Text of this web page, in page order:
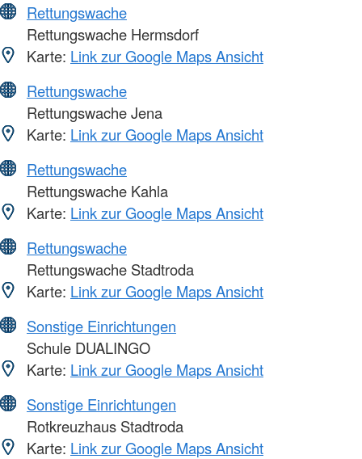
Rettungswache
Rettungswache Hermsdorf
Karte: Link zur Google Maps Ansicht
Rettungswache
Rettungswache Jena
Karte: Link zur Google Maps Ansicht
Rettungswache
Rettungswache Kahla
Karte: Link zur Google Maps Ansicht
Rettungswache
Rettungswache Stadtroda
Karte: Link zur Google Maps Ansicht
Sonstige Einrichtungen
Schule DUALINGO
Karte: Link zur Google Maps Ansicht
Sonstige Einrichtungen
Rotkreuzhaus Stadtroda
Karte: Link zur Google Maps Ansicht